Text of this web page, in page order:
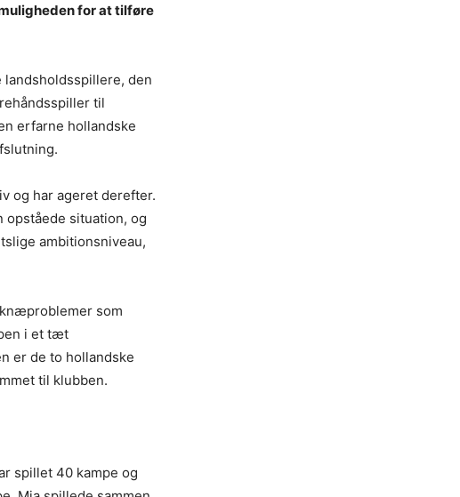
for at tilføre
den
til
erfarne hollandske
og har ageret derefter.
opståede situation, og
ambitionsniveau,
som
i et tæt
er de to hollandske
til klubben.
spillet 40 kampe og